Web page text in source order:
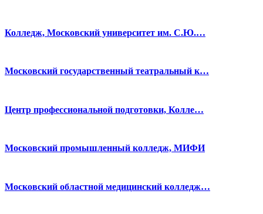
Колледж, Московский университет им. С.Ю.…
Московский государственный театральный к…
Центр профессиональной подготовки, Колле…
Московский промышленный колледж, МИФИ
Московский областной медицинский колледж…